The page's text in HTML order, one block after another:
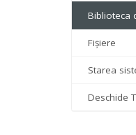
Biblioteca
Fișiere
Starea
Deschide